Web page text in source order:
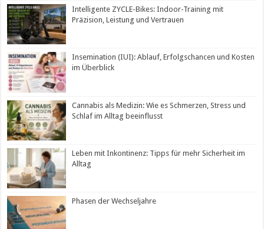
Intelligente ZYCLE-Bikes: Indoor-Training mit
Präzision, Leistung und Vertrauen
Insemination (IUI): Ablauf, Erfolgschancen und Kosten
im Überblick
Cannabis als Medizin: Wie es Schmerzen, Stress und
Schlaf im Alltag beeinflusst
Leben mit Inkontinenz: Tipps für mehr Sicherheit im
Alltag
Phasen der Wechseljahre